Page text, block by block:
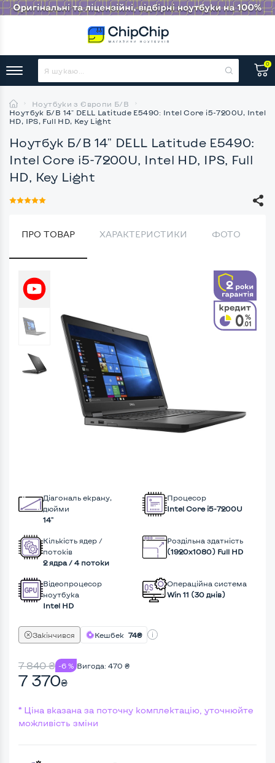
0
Ноутбуки з Європи Б/В
Ноутбук Б/В 14" DELL Latitude E5490: Intel Core i5-7200U, Intel
HD, IPS, Full HD, Key Light
Ноутбук Б/В 14" DELL Latitude E5490:
Intel Core i5-7200U, Intel HD, IPS, Full
HD, Key Light
ПРО ТОВАР ХАРАКТЕРИСТИКИ ФОТО
Діагональ екрану,
дюйми
14"
Процесор
Intel Core i5-7200U
Кількість ядер /
потоків
2 ядра / 4 потоки
Роздільна здатність
(1920х1080) Full HD
Відеопроцесор
ноутбука
Intel HD
Операційна система
Win 11 (30 днів)
Закінчився Кешбек 74₴
7 840₴ -6 % Вигода: 470 ₴
7 370₴
* Ціна вказана за поточну комплектацію, уточнюйте
можливість зміни